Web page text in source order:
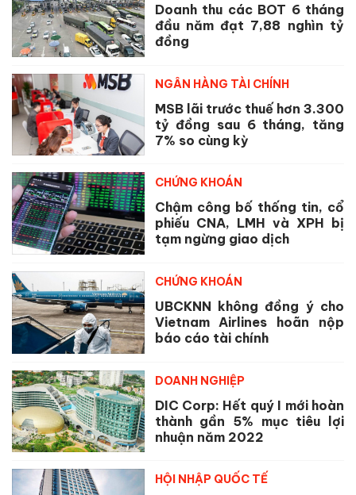
Doanh thu các BOT 6 tháng
đầu năm đạt 7,88 nghìn tỷ
đồng
NGÂN HÀNG TÀI CHÍNH
MSB lãi trước thuế hơn 3.300
tỷ đồng sau 6 tháng, tăng
7% so cùng kỳ
CHỨNG KHOÁN
Chậm công bố thống tin, cổ
phiếu CNA, LMH và XPH bị
tạm ngừng giao dịch
CHỨNG KHOÁN
UBCKNN không đồng ý cho
Vietnam Airlines hoãn nộp
báo cáo tài chính
DOANH NGHIỆP
DIC Corp: Hết quý I mới hoàn
thành gần 5% mục tiêu lợi
nhuận năm 2022
HỘI NHẬP QUỐC TẾ